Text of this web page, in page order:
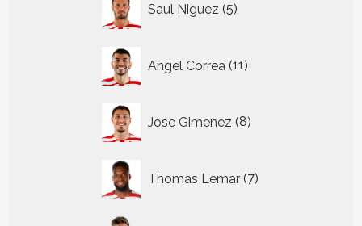
Saul Niguez 5
producten
Angel Correa 11
producten
Jose Gimenez 8
producten
Thomas Lemar 7
producten